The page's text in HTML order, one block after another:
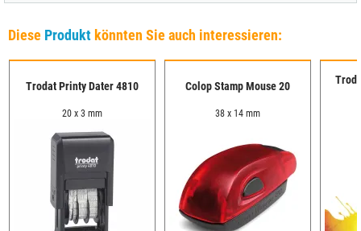
Diese Produkt könnten Sie auch interessieren:
Trodat Printy Dater 4810
20 x 3 mm
Colop Stamp Mouse 20
38 x 14 mm